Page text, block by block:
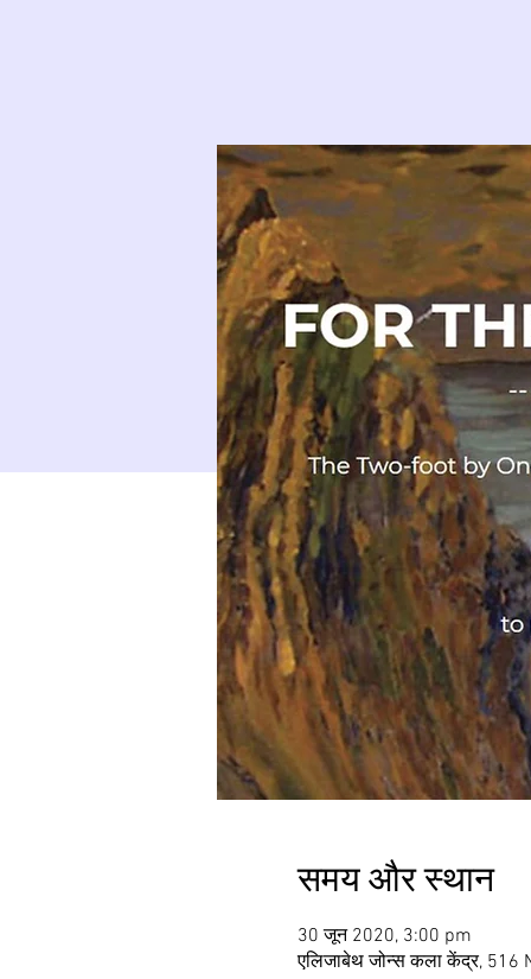
समय और स्थान
30 जून 2020, 3:00 pm
एलिजाबेथ जोन्स कला केंद्र, 516